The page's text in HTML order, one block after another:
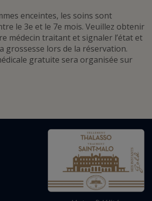
enceintes, les soins sont
le 3e et le 7e mois. Veuillez obtenir
médecin traitant et signaler l’état et
grossesse lors de la réservation.
gratuite sera organisée sur